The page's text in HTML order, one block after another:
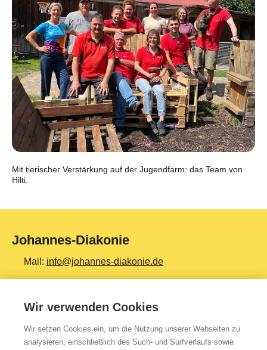
Mit tierischer Verstärkung auf der Jugendfarm: das Team von
Hilti.
Johannes-Diakonie
Mail: info@johannes-diakonie.de
Tel:06261 - 88-0
Top Themen
Wir verwenden Cookies
Wir setzen Cookies ein, um die Nutzung unserer Webseiten zu
analysieren, einschließlich des Such- und Surfverlaufs sowie